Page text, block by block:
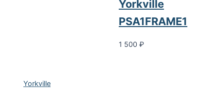
Yorkville
Yorkville
PSA1FRAME1
1 500 ₽